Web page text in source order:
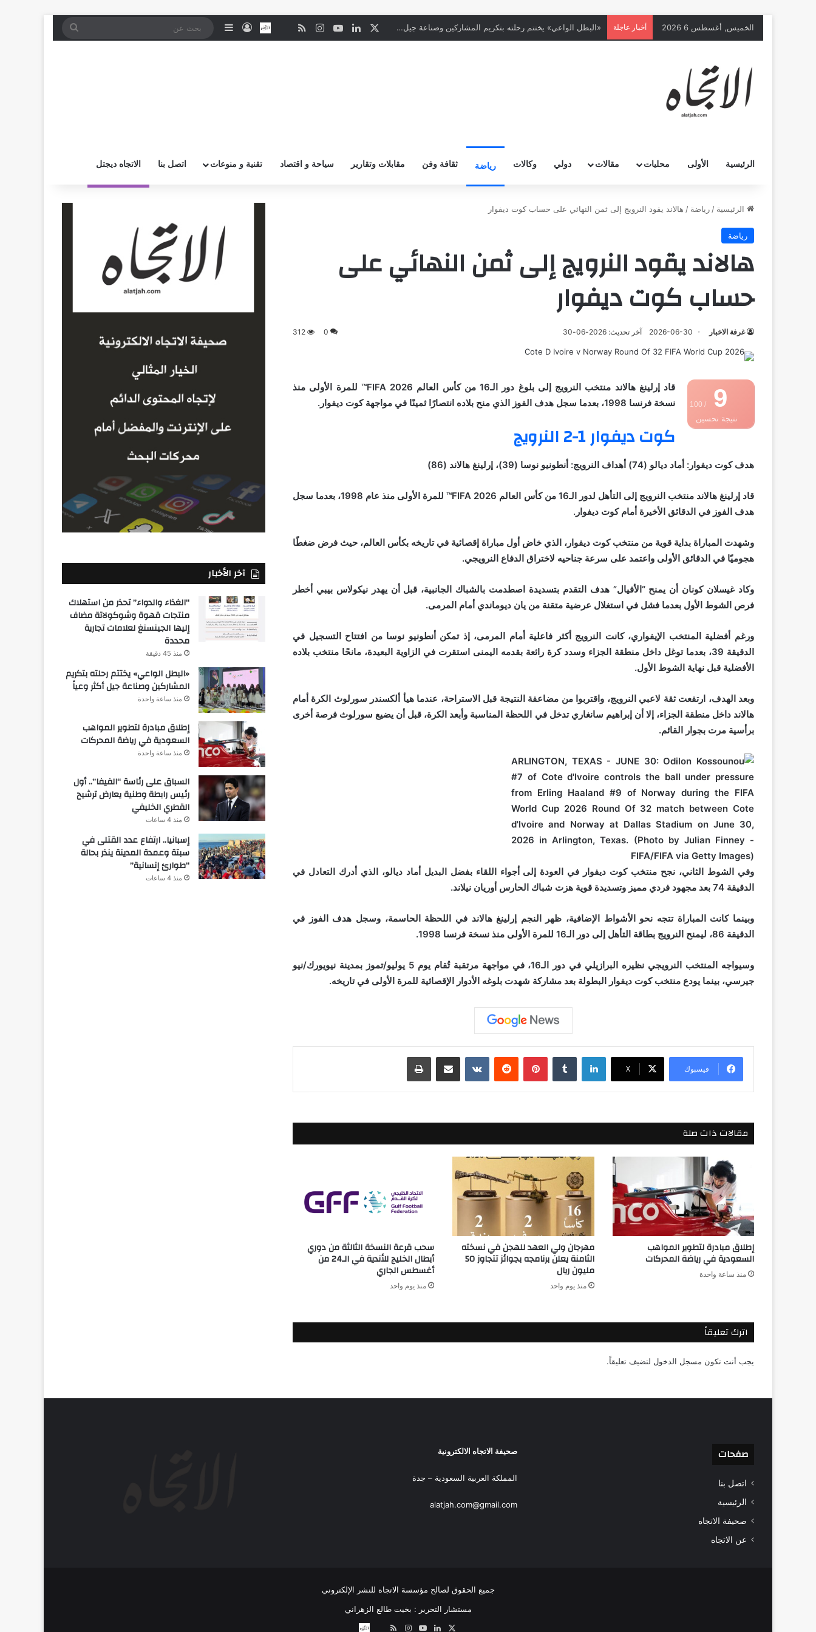
الخميس, أغسطس 6 2026 أخبار عاجلة «البطل الواعي» يختتم رحلته بتكريم المشاركين وصناعة جيل أكثر وعياً لينكدإن‫YouTube
انستقرامملخص الموقع RSS
نبض اتصل بــنـا
تسجيل الدخول
إضافة عمود جانبي
بحث
الرئيسية الأولى محليات مقالات دولي وكالات رياضة ثقافة وفن مقابلات وتقارير سياحة و اقتصاد تقنية و منوعات اتصل بنا الاتجاه ديجتل
الرئيسية / رياضة / هالاند يقود النرويج إلى ثمن النهائي على حساب كوت ديفوار
رياضة
هالاند يقود النرويج إلى ثمن النهائي على
حساب كوت ديفوار
غرفة الاخبار 2026-06-30 آخر تحديث: 2026-06-30 0
312
9
/ 100
نتيجة تحسين
قاد إرلينغ هالاند منتخب النرويج إلى بلوغ دور الـ16 من كأس العالم FIFA 2026™ للمرة الأولى منذ
نسخة فرنسا 1998، بعدما سجل هدف الفوز الذي منح بلاده انتصارًا ثمينًا في مواجهة كوت ديفوار.
كوت ديفوار 1-2 النرويج
هدف كوت ديفوار: أماد ديالو (74) أهداف النرويج: أنطونيو نوسا (39)، إرلينغ هالاند (86)
قاد إرلينغ هالاند منتخب النرويج إلى التأهل لدور الـ16 من كأس العالم FIFA 2026™ للمرة الأولى منذ عام 1998، بعدما سجل
هدف الفوز في الدقائق الأخيرة أمام كوت ديفوار.
وشهدت المباراة بداية قوية من منتخب كوت ديفوار، الذي خاض أول مباراة إقصائية في تاريخه بكأس العالم، حيث فرض ضغطًا
هجوميًا في الدقائق الأولى واعتمد على سرعة جناحيه لاختراق الدفاع النرويجي.
وكاد غيسلان كونان أن يمنح “الأفيال” هدف التقدم بتسديدة اصطدمت بالشباك الجانبية، قبل أن يهدر نيكولاس بيبي أخطر
فرص الشوط الأول بعدما فشل في استغلال عرضية متقنة من يان ديوماندي أمام المرمى.
ورغم أفضلية المنتخب الإيفواري، كانت النرويج أكثر فاعلية أمام المرمى، إذ تمكن أنطونيو نوسا من افتتاح التسجيل في
الدقيقة 39، بعدما توغل داخل منطقة الجزاء وسدد كرة رائعة بقدمه اليمنى استقرت في الزاوية البعيدة، مانحًا منتخب بلاده
الأفضلية قبل نهاية الشوط الأول.
وبعد الهدف، ارتفعت ثقة لاعبي النرويج، واقتربوا من مضاعفة النتيجة قبل الاستراحة، عندما هيأ ألكسندر سورلوث الكرة أمام
هالاند داخل منطقة الجزاء، إلا أن إبراهيم سانغاري تدخل في اللحظة المناسبة وأبعد الكرة، قبل أن يضيع سورلوث فرصة أخرى
برأسية مرت بجوار القائم.
وفي الشوط الثاني، نجح منتخب كوت ديفوار في العودة إلى أجواء اللقاء بفضل البديل أماد ديالو، الذي أدرك التعادل في
الدقيقة 74 بعد مجهود فردي مميز وتسديدة قوية هزت شباك الحارس أوريان نيلاند.
وبينما كانت المباراة تتجه نحو الأشواط الإضافية، ظهر النجم إرلينغ هالاند في اللحظة الحاسمة، وسجل هدف الفوز في
الدقيقة 86، ليمنح النرويج بطاقة التأهل إلى دور الـ16 للمرة الأولى منذ نسخة فرنسا 1998.
وسيواجه المنتخب النرويجي نظيره البرازيلي في دور الـ16، في مواجهة مرتقبة تُقام يوم 5 يوليو/تموز بمدينة نيويورك/نيو
جيرسي، بينما يودع منتخب كوت ديفوار البطولة بعد مشاركة شهدت بلوغه الأدوار الإقصائية للمرة الأولى في تاريخه.
فيسبوك ‫X
لينكدإن بينتيريست مشاركة عبر البريد طباعة
مقالات ذات صلة
إطلاق مبادرة لتطوير المواهب
السعودية في رياضة المحركات
منذ ساعة واحدة
مهرجان ولي العهد للهجن في نسخته
الثامنة يعلن برنامجه بجوائز تتجاوز 50
مليون ريال
منذ يوم واحد
سحب قرعة النسخة الثالثة من دوري
أبطال الخليج للأندية في الـ24 من
أغسطس الجاري
منذ يوم واحد
اترك تعليقاً
يجب أنت تكون مسجل الدخول لتضيف تعليقاً.
آخر الأخبار
“الغذاء والدواء” تحذر من استهلاك
منتجات قهوة وشوكولاتة مضاف
إليها الجينسنغ لعلامات تجارية
محددة
منذ 45 دقيقة
«البطل الواعي» يختتم رحلته بتكريم
المشاركين وصناعة جيل أكثر وعياً
منذ ساعة واحدة
إطلاق مبادرة لتطوير المواهب
السعودية في رياضة المحركات
منذ ساعة واحدة
السباق على رئاسة “الفيفا”.. أول
رئيس رابطة وطنية يعارض ترشيح
القطري الخليفي
منذ 4 ساعات
إسبانيا.. ارتفاع عدد القتلى في
سبتة وعمدة المدينة ينذر بحالة
“طوارئ إنسانية”
منذ 4 ساعات
صفحات
اتصل بنا
الرئيسية
صحيفة الاتجاه
عن الاتجاه
صحيفة الاتجاه الالكترونية
المملكة العربية السعودية – جدة
alatjah.com@gmail.com
جميع الحقوق لصالح مؤسسة الاتجاه للنشر الإلكتروني
مستشار التحرير : بخيت طالع الزهراني
لينكدإن‫YouTube
انستقرام
ملخص نبض